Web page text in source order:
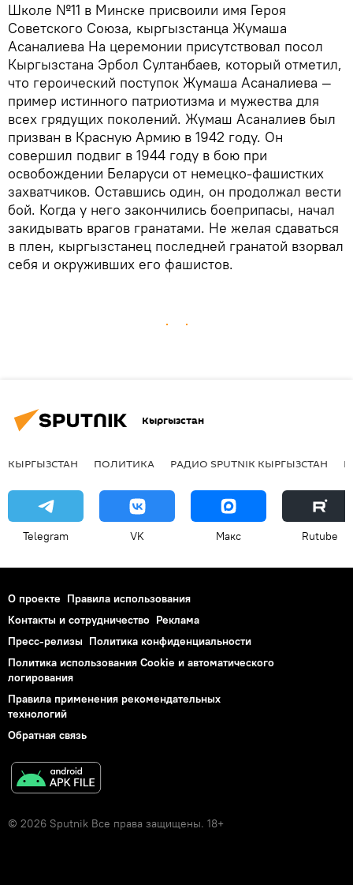
Школе №11 в Минске присвоили имя Героя
Советского Cоюза, кыргызстанца Жумаша
Асаналиева На церемонии присутствовал посол
Кыргызстана Эрбол Султанбаев, который отметил,
что героический поступок Жумаша Асаналиева —
пример истинного патриотизма и мужества для
всех грядущих поколений. Жумаш Асаналиев был
призван в Красную Армию в 1942 году. Он
совершил подвиг в 1944 году в бою при
освобождении Беларуси от немецко-фашистких
захватчиков. Оставшись один, он продолжал вести
бой. Когда у него закончились боеприпасы, начал
закидывать врагов гранатами. Не желая сдаваться
в плен, кыргызстанец последней гранатой взорвал
себя и окруживших его фашистов.
Кыргызстан
КЫРГЫЗСТАН ПОЛИТИКА РАДИО SPUTNIK КЫРГЫЗСТАН
Telegram VK Макс Rutube
О проекте Правила использования
Контакты и сотрудничество Реклама
Пресс-релизы Политика конфиденциальности
Политика использования Cookie и автоматического
логирования
Правила применения рекомендательных
технологий
Обратная связь
© 2026 Sputnik Все права защищены. 18+